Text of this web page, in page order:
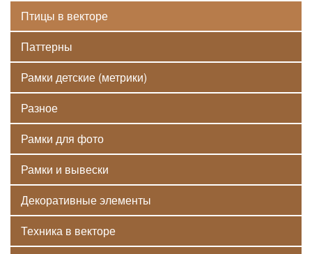
Птицы в векторе
Паттерны
Рамки детские (метрики)
Разное
Рамки для фото
Рамки и вывески
Декоративные элементы
Техника в векторе